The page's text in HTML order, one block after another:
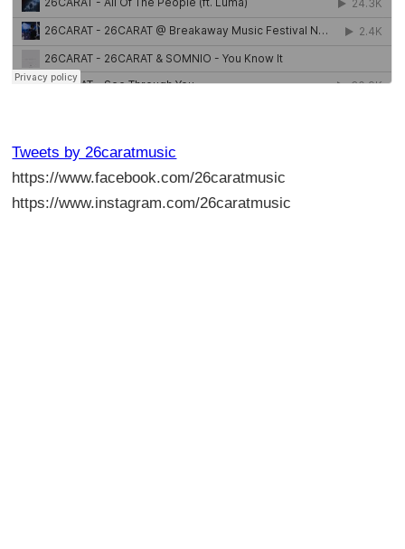
Tweets by 26caratmusic
https://www.facebook.com/26caratmusic
https://www.instagram.com/26caratmusic